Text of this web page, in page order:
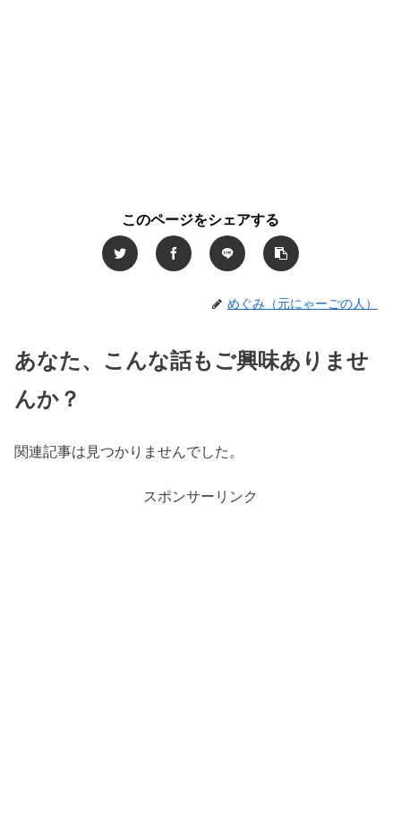
このページをシェアする
めぐみ（元にゃーごの人）
あなた、こんな話もご興味ありませ
んか？
関連記事は見つかりませんでした。
スポンサーリンク